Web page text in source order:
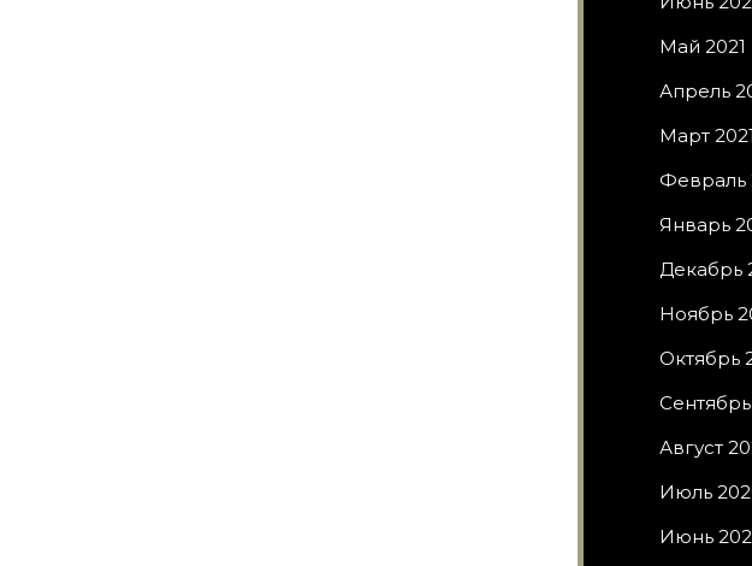
Май 2021
Апрель
Март 2021
Февраль
Январь
Декабрь
Ноябрь
Октябрь
Август
Июль
Июнь